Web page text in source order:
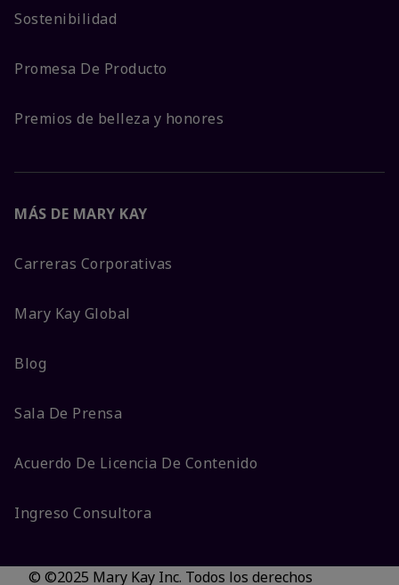
Sostenibilidad
Promesa De Producto
Premios de belleza y honores
MÁS DE MARY KAY
Carreras Corporativas
Mary Kay Global
Blog
Sala De Prensa
Acuerdo De Licencia De Contenido
Ingreso Consultora
© ©2025 Mary Kay Inc. Todos los derechos